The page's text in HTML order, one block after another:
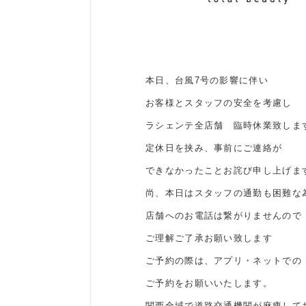
本日、台風7号の影響に伴い
お客様とスタッフの安全を考慮し
ラシェンテ全店舗 臨時休業致しま
定休日を挟み、事前にご連絡が
できなかったことお詫び申し上げま
尚、本日はスタッフの通勤も困難な
店舗へのお電話は繋がりませんので
ご理解ご了承お願い致します
ご予約の際は、アプリ・ネットでの
ご予約をお願いいたします。